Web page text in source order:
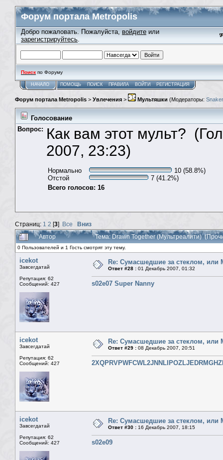
Форум портала Metropolis
Добро пожаловать. Пожалуйста, войдите или
зарегистрируйтесь.
Поиск по Форуму
НАЧАЛО ПОМОЩЬ ПОИСК ПРАВИЛА ВОЙТИ РЕГИСТРАЦИЯ
Форум портала Metropolis > Увлечения > Мультяшки (Модераторы: Snaker
Голосование
Вопрос: Как вам этот мульт?
2007, 23:23)
Нормально
10 (58.8%)
Отстой
7 (41.2%)
Всего голосов: 16
Страниц: 1 2 [3] Все
Вниз
Автор
Тема: Drawn Together (Мультреалити)
0 Пользователей и 1 Гость смотрят эту тему.
icekot
Завсегдатай
Репутация: 62
Сообщений: 427
Re: Сумасшедшие за стеклом, или
Ответ #28 : 01 Декабрь 2007, 01:32
s02e07 Super Nanny
icekot
Завсегдатай
Репутация: 62
Сообщений: 427
Re: Сумасшедшие за стеклом, или
Ответ #29 : 08 Декабрь 2007, 20:51
icekot
Завсегдатай
Репутация: 62
Сообщений: 427
Re: Сумасшедшие за стеклом, или
Ответ #30 : 16 Декабрь 2007, 18:15
s02e09